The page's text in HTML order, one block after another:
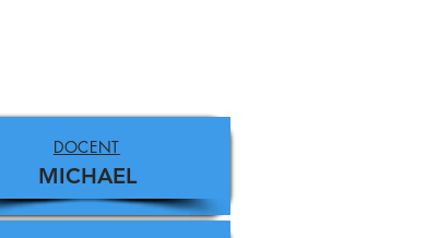
DOCENT
MICHAEL